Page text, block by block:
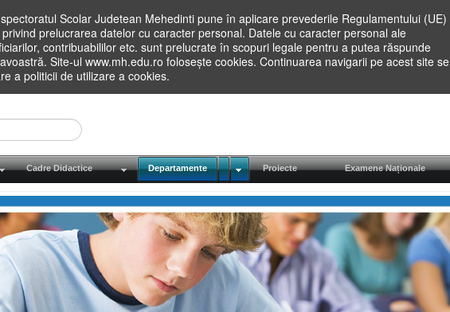
Scolar Judetean Mehedinti pune în aplicare prevederile Regulamentului (UE)
prelucrarea datelor cu caracter personal. Datele cu caracter personal ale
contribuabililor etc. sunt prelucrate în scopuri legale pentru a putea răspunde
Site-ul www.mh.edu.ro folosește cookies. Continuarea navigarii pe acest site se
a politicii de utilizare a cookies.
Cadre Didactice Departamente Proiecte Examene Naționale